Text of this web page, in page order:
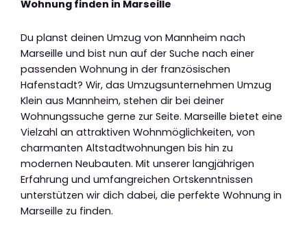
Wohnung finden in Marseille
Du planst deinen Umzug von Mannheim nach
Marseille und bist nun auf der Suche nach einer
passenden Wohnung in der französischen
Hafenstadt? Wir, das Umzugsunternehmen Umzug
Klein aus Mannheim, stehen dir bei deiner
Wohnungssuche gerne zur Seite. Marseille bietet eine
Vielzahl an attraktiven Wohnmöglichkeiten, von
charmanten Altstadtwohnungen bis hin zu
modernen Neubauten. Mit unserer langjährigen
Erfahrung und umfangreichen Ortskenntnissen
unterstützen wir dich dabei, die perfekte Wohnung in
Marseille zu finden.